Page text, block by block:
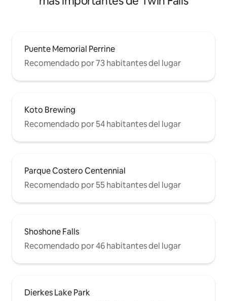
Puente Memorial Perrine
Recomendado por 73 habitantes del lugar
Koto Brewing
Recomendado por 54 habitantes del lugar
Parque Costero Centennial
Recomendado por 55 habitantes del lugar
Shoshone Falls
Recomendado por 46 habitantes del lugar
Dierkes Lake Park